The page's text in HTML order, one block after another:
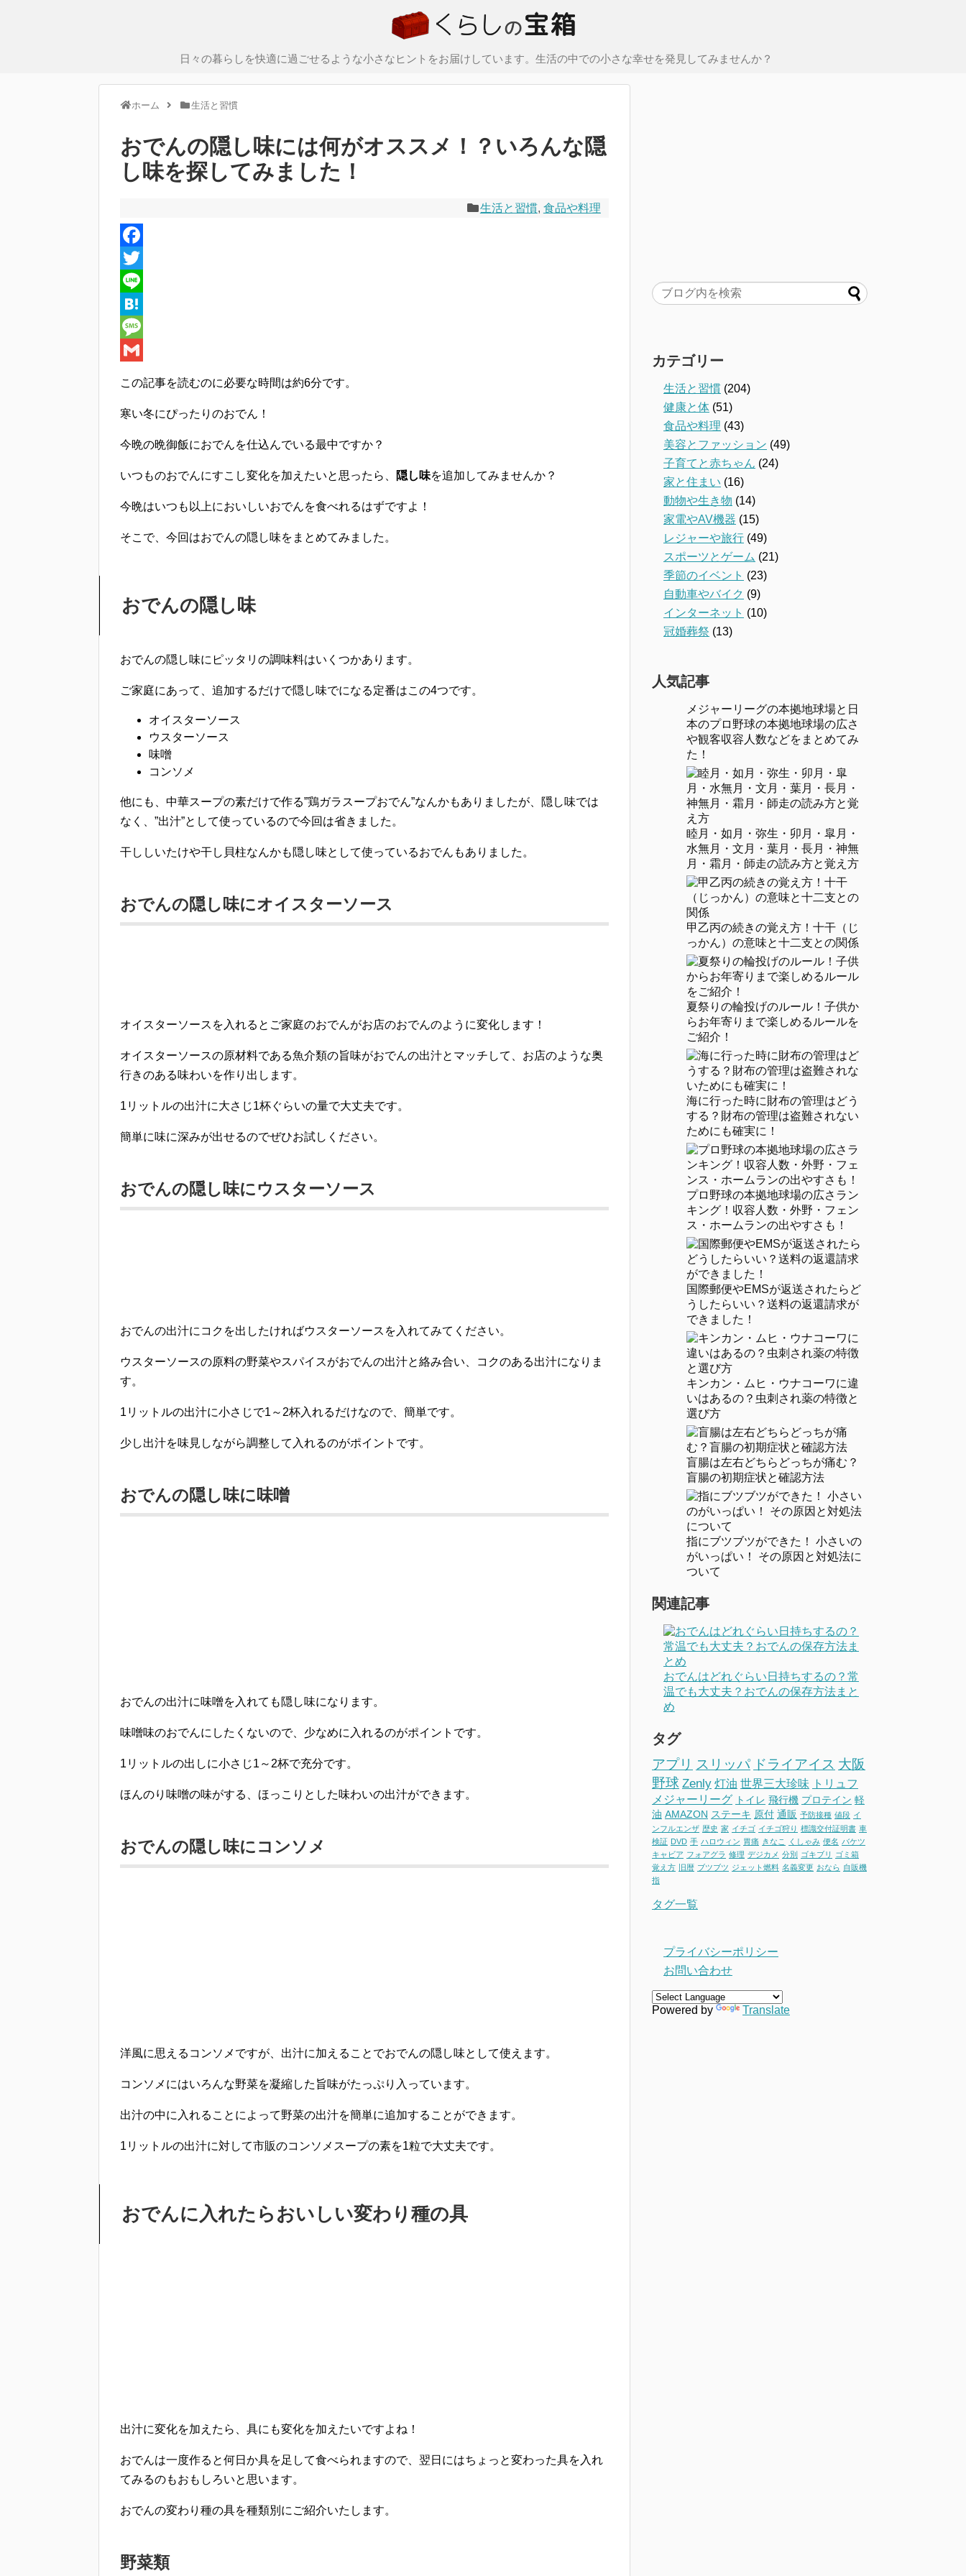
日々の暮らしを快適に過ごせるような小さなヒントをお届けしています。生活の中での小さな幸せを発見してみませんか？
ホーム 生活と習慣
おでんの隠し味には何がオススメ！？いろんな隠
し味を探してみました！
生活と習慣, 食品や料理
F
a
e
b
k
T
w
i
r
i
n
H
a
n
a
M
s
a
a
i
この記事を読むのに必要な時間は約6分です。
寒い冬にぴったりのおでん！
今晩の晩御飯におでんを仕込んでいる最中ですか？
いつものおでんにすこし変化を加えたいと思ったら、 隠し味を追加してみませんか？
今晩はいつも以上においしいおでんを食べれるはずですよ！
そこで、今回はおでんの隠し味をまとめてみました。
おでんの隠し味
おでんの隠し味にピッタリの調味料はいくつかあります。
ご家庭にあって、追加するだけで隠し味でになる定番はこの4つです。
オイスターソース
ウスターソース
味噌
コンソメ
他にも、中華スープの素だけで作る”鶏ガラスープおでん”なんかもありましたが、隠し味では
なく、”出汁”として使っているので今回は省きました。
干ししいたけや干し貝柱なんかも隠し味として使っているおでんもありました。
おでんの隠し味にオイスターソース
オイスターソースを入れるとご家庭のおでんがお店のおでんのように変化します！
オイスターソースの原材料である魚介類の旨味がおでんの出汁とマッチして、お店のような奥
行きのある味わいを作り出します。
1リットルの出汁に大さじ1杯ぐらいの量で大丈夫です。
簡単に味に深みが出せるのでぜひお試しください。
おでんの隠し味にウスターソース
おでんの出汁にコクを出したければウスターソースを入れてみてください。
ウスターソースの原料の野菜やスパイスがおでんの出汁と絡み合い、コクのある出汁になりま
す。
1リットルの出汁に小さじで1～2杯入れるだけなので、簡単です。
少し出汁を味見しながら調整して入れるのがポイントです。
おでんの隠し味に味噌
おでんの出汁に味噌を入れても隠し味になります。
味噌味のおでんにしたくないので、少なめに入れるのがポイントです。
1リットルの出しに小さじ1～2杯で充分です。
ほんのり味噌の味がする、ほっこりとした味わいの出汁ができます。
おでんの隠し味にコンソメ
洋風に思えるコンソメですが、出汁に加えることでおでんの隠し味として使えます。
コンソメにはいろんな野菜を凝縮した旨味がたっぷり入っています。
出汁の中に入れることによって野菜の出汁を簡単に追加することができます。
1リットルの出汁に対して市販のコンソメスープの素を1粒で大丈夫です。
おでんに入れたらおいしい変わり種の具
出汁に変化を加えたら、具にも変化を加えたいですよね！
おでんは一度作ると何日か具を足して食べられますので、翌日にはちょっと変わった具を入れ
てみるのもおもしろいと思います。
おでんの変わり種の具を種類別にご紹介いたします。
野菜類
カテゴリー
生活と習慣 (204)
健康と体 (51)
食品や料理 (43)
美容とファッション (49)
子育てと赤ちゃん (24)
家と住まい (16)
動物や生き物 (14)
家電やAV機器 (15)
レジャーや旅行 (49)
スポーツとゲーム (21)
季節のイベント (23)
自動車やバイク (9)
インターネット (10)
冠婚葬祭 (13)
人気記事
メジャーリーグの本拠地球場と日
本のプロ野球の本拠地球場の広さ
や観客収容人数などをまとめてみ
た！
睦月・如月・弥生・卯月・皐月・
水無月・文月・葉月・長月・神無
月・霜月・師走の読み方と覚え方
甲乙丙の続きの覚え方！十干（じ
っかん）の意味と十二支との関係
夏祭りの輪投げのルール！子供か
らお年寄りまで楽しめるルールを
ご紹介！
海に行った時に財布の管理はどう
する？財布の管理は盗難されない
ためにも確実に！
プロ野球の本拠地球場の広さラン
キング！収容人数・外野・フェン
ス・ホームランの出やすさも！
国際郵便やEMSが返送されたらど
うしたらいい？送料の返還請求が
できました！
キンカン・ムヒ・ウナコーワに違
いはあるの？虫刺され薬の特徴と
選び方
盲腸は左右どちらどっちが痛む？
盲腸の初期症状と確認方法
指にブツブツができた！ 小さいの
がいっぱい！ その原因と対処法に
ついて
関連記事
おでんはどれぐらい日持ちするの？常
温でも大丈夫？おでんの保存方法まと
め
タグ
アプリ スリッパ ドライアイス 大阪
野球 Zenly 灯油 世界三大珍味
トリュフ
メジャーリーグ
トイレ 飛行機 プロテイン 軽
油 AMAZON ステーキ 原付 通販 予防接種 値段 イ
ンフルエンザ 歴史 家 イチゴ イチゴ狩り 標識交付証明書 車
検証 DVD 手 ハロウィン 胃痛 きなこ くしゃみ 便名 バケツ
キャビア フォアグラ 修理 デジカメ 分別 ゴキブリ
ゴミ箱
覚え方
旧暦 ブツブツ ジェット燃料 名義変更 おなら 自販機
指
タグ一覧
プライバシーポリシー
お問い合わせ
Powered by Translate